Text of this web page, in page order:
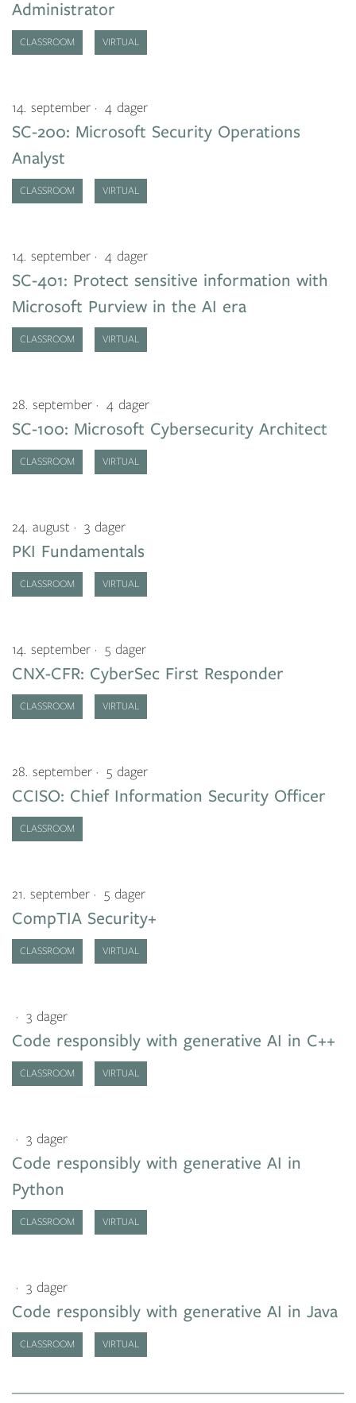
Administrator
CLASSROOM VIRTUAL
SC-200: Microsoft Security Operations
Analyst
14. september 4 dager
CLASSROOM VIRTUAL
SC-401: Protect sensitive information with
Microsoft Purview in the AI era
14. september 4 dager
CLASSROOM VIRTUAL
SC-100: Microsoft Cybersecurity Architect
28. september 4 dager
CLASSROOM VIRTUAL
PKI Fundamentals
24. august 3 dager
CLASSROOM VIRTUAL
CNX-CFR: CyberSec First Responder
14. september 5 dager
CLASSROOM VIRTUAL
CCISO: Chief Information Security Officer
28. september 5 dager
CLASSROOM
CompTIA Security+
21. september 5 dager
CLASSROOM VIRTUAL
Code responsibly with generative AI in C++
3 dager
CLASSROOM VIRTUAL
Code responsibly with generative AI in
Python
3 dager
CLASSROOM VIRTUAL
Code responsibly with generative AI in Java
3 dager
CLASSROOM VIRTUAL